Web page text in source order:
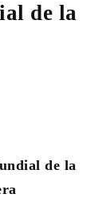
de la
de la